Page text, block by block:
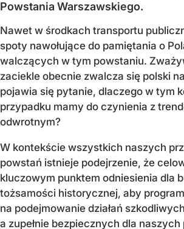
Powstania Warszawskiego.
Nawet w środkach transportu
spoty nawołujące do pamiętania o
walczących w tym powstaniu.
zaciekle obecnie zwalcza się polski
pojawia się pytanie, dlaczego w tym
przypadku mamy do czynienia z
odwrotnym?
W kontekście wszystkich naszych
powstań istnieje podejrzenie, że
kluczowym punktem odniesienia dla
tożsamości historycznej, aby
na podejmowanie działań
a zupełnie bezpiecznych dla